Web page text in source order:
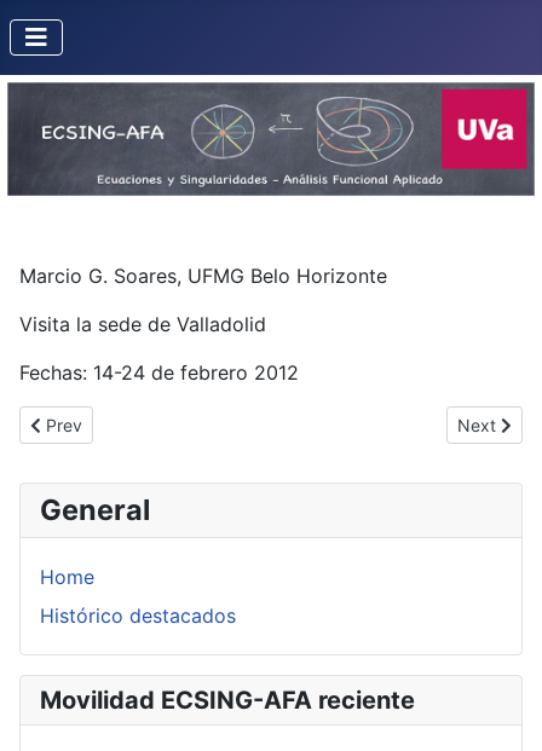
General
Home
Histórico destacados
Movilidad ECSING-AFA reciente
Marcio G. Soares, UFMG Belo Horizonte
Visita la sede de Valladolid
Fechas: 14-24 de febrero 2012
Previous article: Olivier LeGal
Prev Next
Next